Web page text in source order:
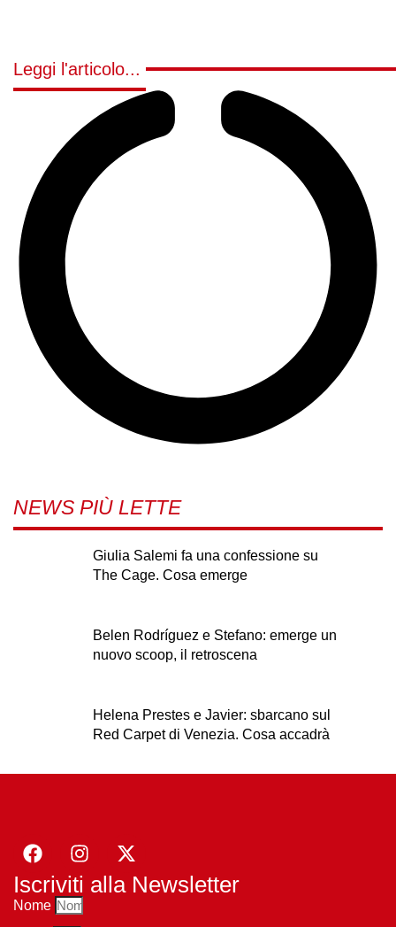
Leggi l'articolo...
NEWS PIÙ LETTE
Giulia Salemi fa una confessione su
The Cage. Cosa emerge
Belen Rodríguez e Stefano: emerge un
nuovo scoop, il retroscena
Helena Prestes e Javier: sbarcano sul
Red Carpet di Venezia. Cosa accadrà
Iscriviti alla Newsletter
Nome